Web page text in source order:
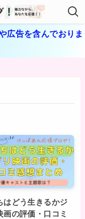
広告を含んでおりま
はどう生きるかジ
画の評価・口コミ